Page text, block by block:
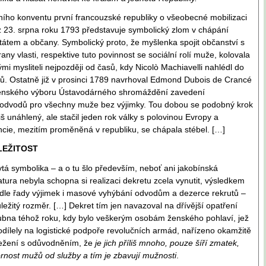
konventu první francouzské republiky o všeobecné mobilizaci
23. srpna roku 1793 představuje symbolický zlom v chápání
a občany. Symbolický proto, že myšlenka spojit občanství s
vlasti, respektive tuto povinnost se sociální rolí muže, kolovala
mysliteli nejpozději od časů, kdy Nicolò Machiavelli nahlédl do
Ostatně již v prosinci 1789 navrhoval Edmond Dubois de Crancé
výboru Ústavodárného shromáždění zavedení
pro všechny muže bez výjimky. Tou dobou se podobný krok
unáhlený, ale stačil jeden rok války s polovinou Evropy a
mezitím proměněná v republiku, se chápala stébel. […]
symbolika – a o tu šlo především, neboť ani jakobínská
nebyla schopna si realizaci dekretu zcela vynutit, výsledkem
řady výjimek i masové vyhýbání odvodům a dezerce rekrutů –
rozměr. […] Dekret tím jen navazoval na dřívější opatření
téhož roku, kdy bylo veškerým osobám ženského pohlaví, jež
na logistické podpoře revolučních armád, nařízeno okamžitě
s odůvodněním, že je jich příliš mnoho, pouze šíří zmatek,
mužů od služby a tím je zbavují mužnosti.